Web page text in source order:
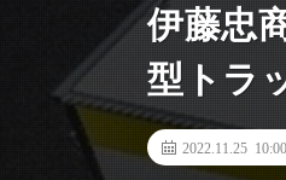
伊藤忠
型トラ
2022.11.25